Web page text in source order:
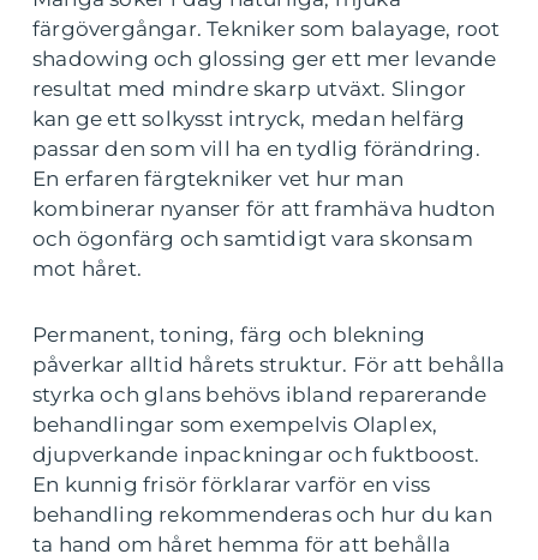
färgövergångar. Tekniker som balayage, root
shadowing och glossing ger ett mer levande
resultat med mindre skarp utväxt. Slingor
kan ge ett solkysst intryck, medan helfärg
passar den som vill ha en tydlig förändring.
En erfaren färgtekniker vet hur man
kombinerar nyanser för att framhäva hudton
och ögonfärg och samtidigt vara skonsam
mot håret.
Permanent, toning, färg och blekning
påverkar alltid hårets struktur. För att behålla
styrka och glans behövs ibland reparerande
behandlingar som exempelvis Olaplex,
djupverkande inpackningar och fuktboost.
En kunnig frisör förklarar varför en viss
behandling rekommenderas och hur du kan
ta hand om håret hemma för att behålla